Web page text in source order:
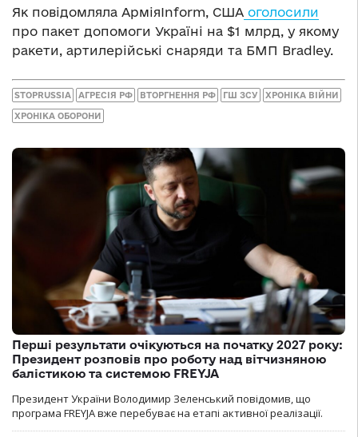
Як повідомляла АрміяInform, США оголосили
про пакет допомоги Україні на $1 млрд, у якому
ракети, артилерійські снаряди та БМП Bradley.
STOPRUSSIA АГРЕСІЯ РФ ВТОРГНЕННЯ РФ ГШ ЗСУ ХРОНІКА ВІЙНИ
ХРОНІКА ОБОРОНИ
Перші результати очікуються на початку 2027 року:
Президент розповів про роботу над вітчизняною
балістикою та системою FREYJA
Президент України Володимир Зеленський повідомив, що
програма FREYJA вже перебуває на етапі активної реалізації.